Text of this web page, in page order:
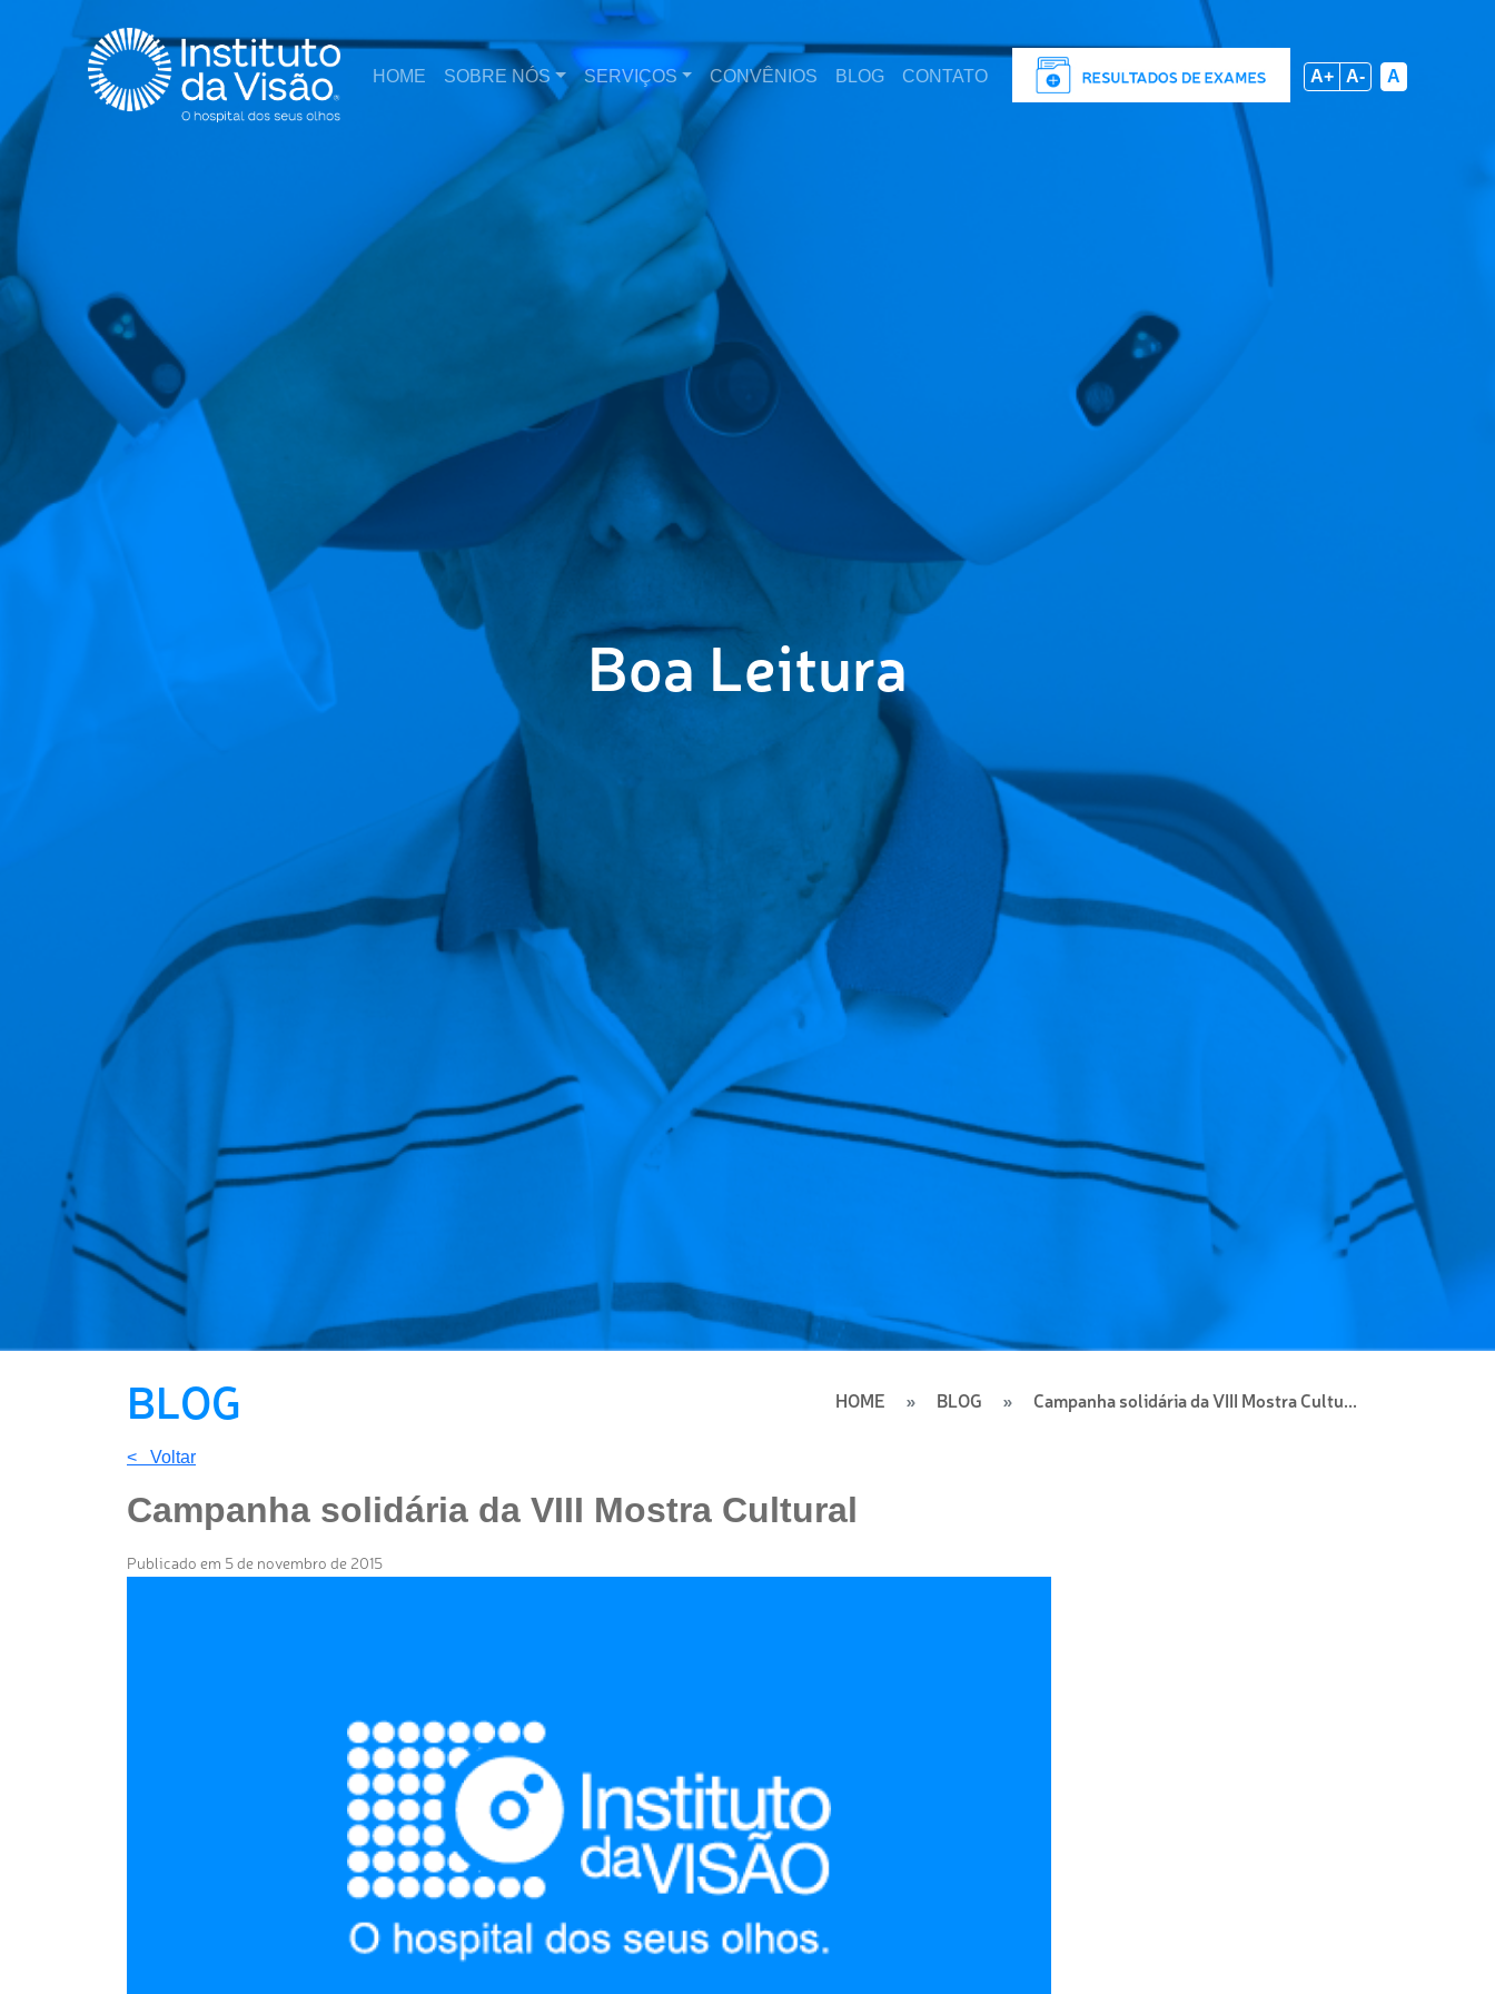
HOME SOBRE NÓS SERVIÇOS CONVÊNIOS BLOG CONTATO A+ A- A
Boa Leitura
BLOG HOME BLOG Campanha solidária da VIII Mostra Cultu...
< Voltar
Campanha solidária da VIII Mostra Cultural
Publicado em 5 de novembro de 2015